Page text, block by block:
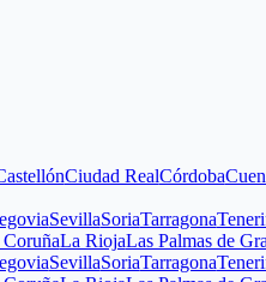
Ciudad RealCórdobaCuenca
SoriaTarragonaTenerifeTeruel
RiojaLas Palmas de Gran
SoriaTarragonaTenerifeTeruel